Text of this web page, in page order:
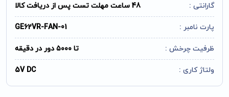
گارانتی : 48 ساعت مهلت تست پس از دریافت کالا
پارت نامبر : GE62VR-FAN-01
ظرفیت چرخش : تا ۵۰۰۰ دور در دقیقه
ولتاژ کاری : 5V DC